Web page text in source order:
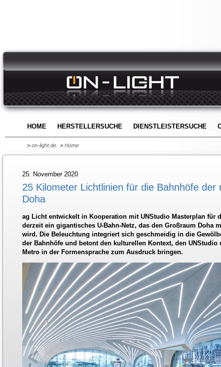
HOME HERSTELLERSUCHE DIENSTLEISTERSUCHE
> on-light.de > Home
25. November 2020
25 Kilometer Lichtlinien für die Bahnhöfe der
Doha
ag Licht entwickelt in Kooperation mit UNStudio Masterplan für
derzeit ein gigantisches U-Bahn-Netz, das den Großraum Doha
wird. Die Beleuchtung integriert sich geschmeidig in die
der Bahnhöfe und betont den kulturellen Kontext, den UNStudio
Metro in der Formensprache zum Ausdruck bringen.